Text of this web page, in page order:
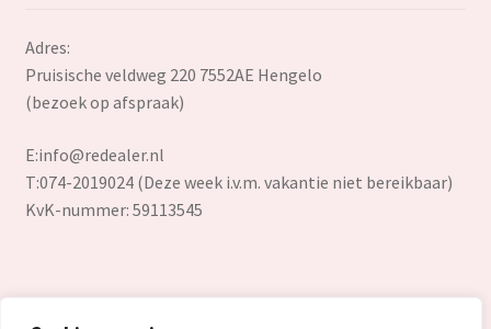
Adres:
Pruisische veldweg 220 7552AE Hengelo
(bezoek op afspraak)
E:info@redealer.nl
T:074-2019024 (Deze week i.v.m. vakantie niet bereikbaar)
KvK-nummer: 59113545